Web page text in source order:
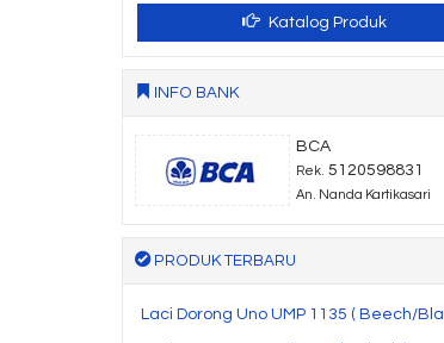
Katalog Produk
INFO BANK
BCA
Rek. 5120598831
An. Nanda Kartikasari
PRODUK TERBARU
Laci Dorong Uno UMP 1135 ( Beech/